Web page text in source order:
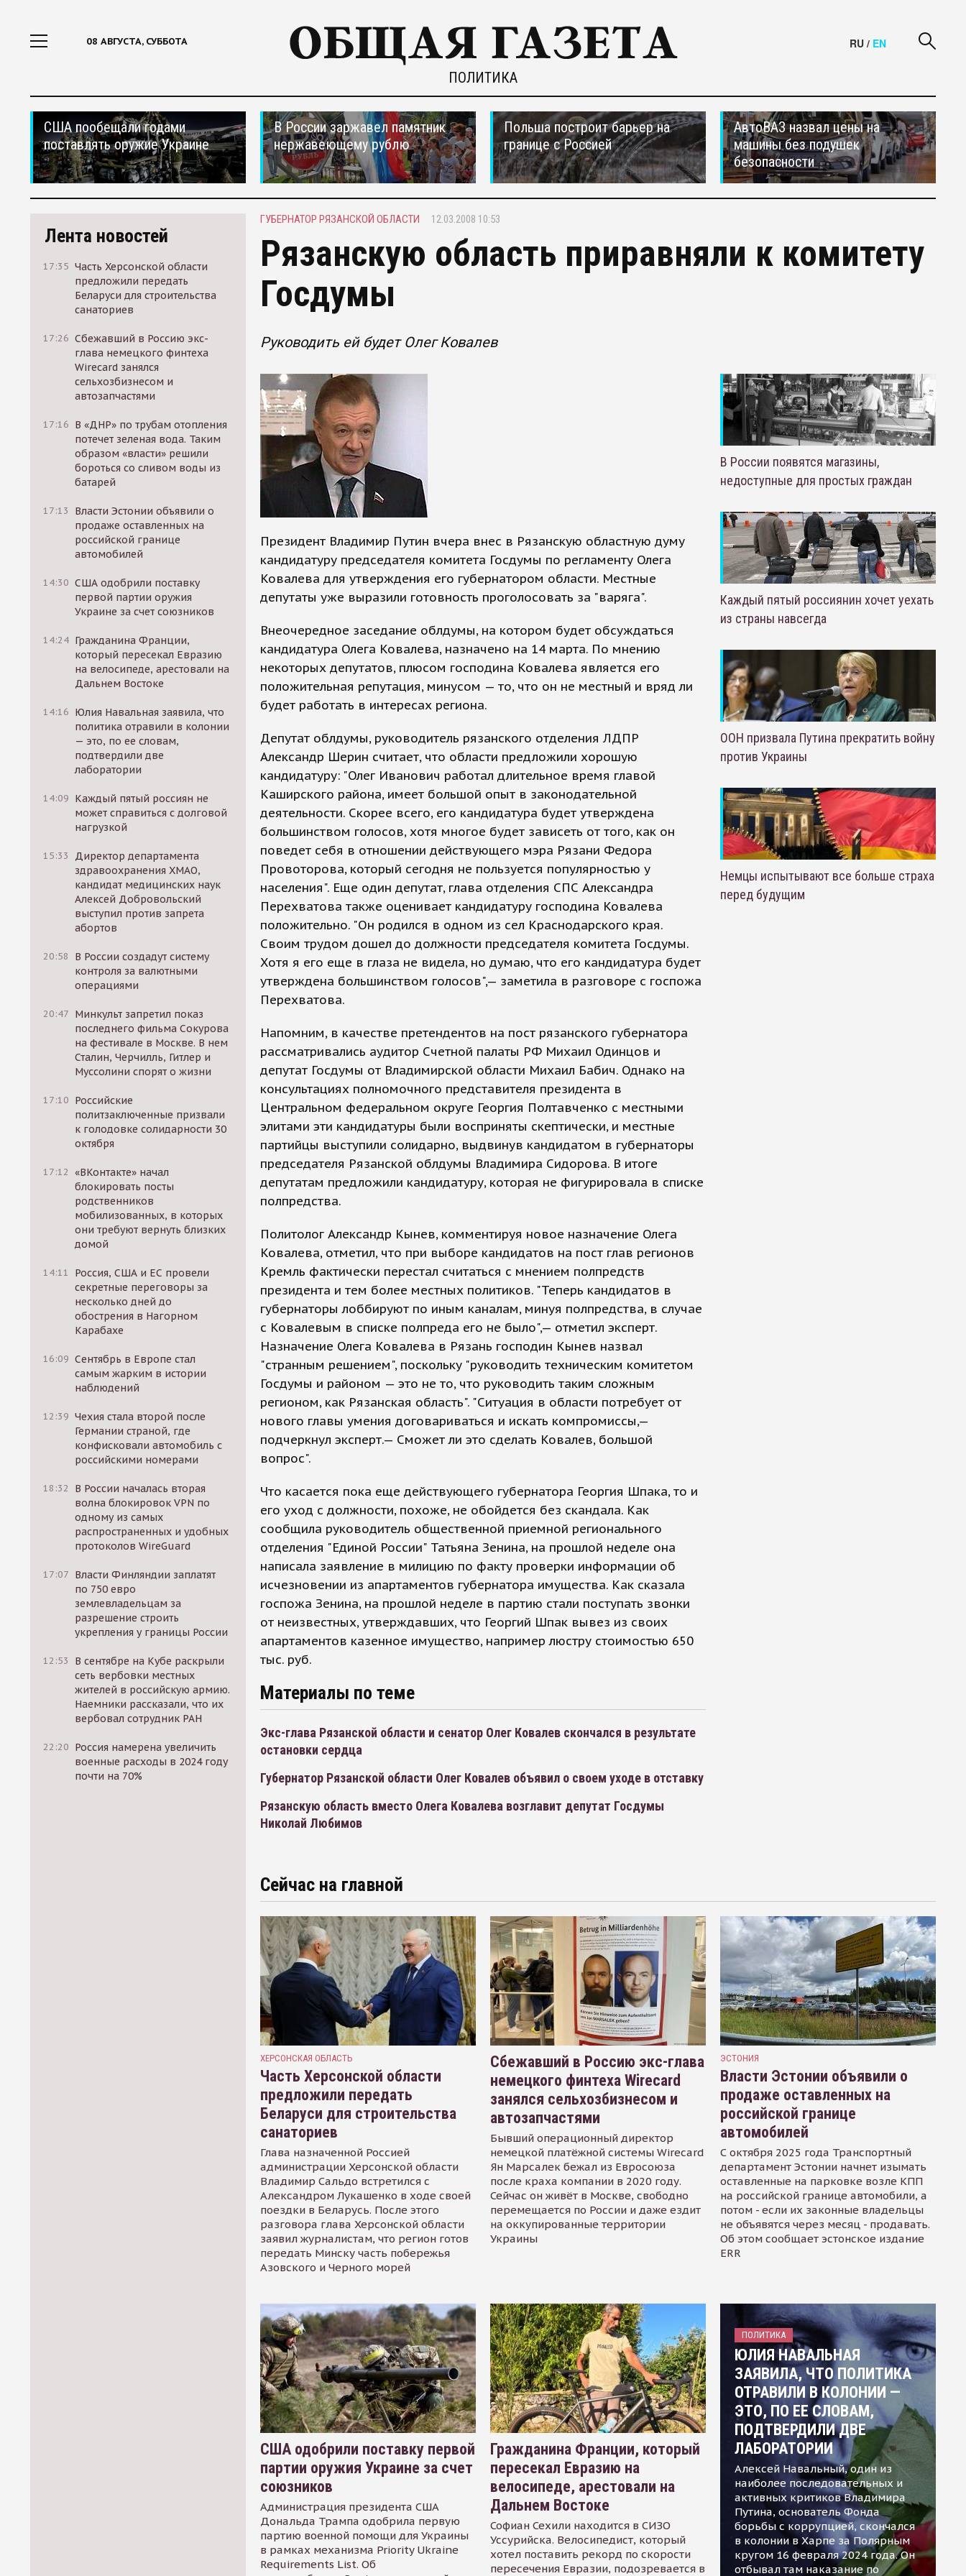
08 АВГУСТА, СУББОТА
ПОЛИТИКА
RU / EN
США пообещали годами
поставлять оружие Украине
В России заржавел памятник
нержавеющему рублю
Польша построит барьер на
границе с Россией
АвтоВАЗ назвал цены на
машины без подушек
безопасности
Лента новостей
17:35 Часть Херсонской области
предложили передать
Беларуси для строительства
санаториев
17:26 Сбежавший в Россию экс-
глава немецкого финтеха
Wirecard занялся
сельхозбизнесом и
автозапчастями
17:16 В «ДНР» по трубам отопления
потечет зеленая вода. Таким
образом «власти» решили
бороться со сливом воды из
батарей
17:13
Власти Эстонии объявили о
продаже оставленных на
российской границе
автомобилей
14:30 США одобрили поставку
первой партии оружия
Украине за счет союзников
14:24 Гражданина Франции,
который пересекал Евразию
на велосипеде, арестовали на
Дальнем Востоке
14:16 Юлия Навальная заявила, что
политика отравили в колонии
— это, по ее словам,
подтвердили две
лаборатории
14:09 Каждый пятый россиян не
может справиться с долговой
нагрузкой
15:33
Директор департамента
здравоохранения ХМАО,
кандидат медицинских наук
Алексей Добровольский
выступил против запрета
абортов
20:58
В России создадут систему
контроля за валютными
операциями
20:47 Минкульт запретил показ
последнего фильма Сокурова
на фестивале в Москве. В нем
Сталин, Черчилль, Гитлер и
Муссолини спорят о жизни
17:10 Российские
политзаключенные призвали
к голодовке солидарности 30
октября
17:12 «ВКонтакте» начал
блокировать посты
родственников
мобилизованных, в которых
они требуют вернуть близких
домой
14:11
Россия, США и ЕС провели
секретные переговоры за
несколько дней до
обострения в Нагорном
Карабахе
16:09 Сентябрь в Европе стал
самым жарким в истории
наблюдений
12:39 Чехия стала второй после
Германии страной, где
конфисковали автомобиль с
российскими номерами
18:32
В России началась вторая
волна блокировок VPN по
одному из самых
распространенных и удобных
протоколов WireGuard
17:07 Власти Финляндии заплатят
по 750 евро
землевладельцам за
разрешение строить
укрепления у границы России
12:53
В сентябре на Кубе раскрыли
сеть вербовки местных
жителей в российскую армию.
Наемники рассказали, что их
вербовал сотрудник РАН
22:20 Россия намерена увеличить
военные расходы в 2024 году
почти на 70%
ГУБЕРНАТОР РЯЗАНСКОЙ ОБЛАСТИ 12.03.2008 10:53
Рязанскую область приравняли к комитету
Госдумы
Руководить ей будет Олег Ковалев
Президент Владимир Путин вчера внес в Рязанскую областную думу
кандидатуру председателя комитета Госдумы по регламенту Олега
Ковалева для утверждения его губернатором области. Местные
депутаты уже выразили готовность проголосовать за "варяга".
Внеочередное заседание облдумы, на котором будет обсуждаться
кандидатура Олега Ковалева, назначено на 14 марта. По мнению
некоторых депутатов, плюсом господина Ковалева является его
положительная репутация, минусом — то, что он не местный и вряд ли
будет работать в интересах региона.
Депутат облдумы, руководитель рязанского отделения ЛДПР
Александр Шерин считает, что области предложили хорошую
кандидатуру: "Олег Иванович работал длительное время главой
Каширского района, имеет большой опыт в законодательной
деятельности. Скорее всего, его кандидатура будет утверждена
большинством голосов, хотя многое будет зависеть от того, как он
поведет себя в отношении действующего мэра Рязани Федора
Провоторова, который сегодня не пользуется популярностью у
населения". Еще один депутат, глава отделения СПС Александра
Перехватова также оценивает кандидатуру господина Ковалева
положительно. "Он родился в одном из сел Краснодарского края.
Своим трудом дошел до должности председателя комитета Госдумы.
Хотя я его еще в глаза не видела, но думаю, что его кандидатура будет
утверждена большинством голосов",— заметила в разговоре с госпожа
Перехватова.
Напомним, в качестве претендентов на пост рязанского губернатора
рассматривались аудитор Счетной палаты РФ Михаил Одинцов и
депутат Госдумы от Владимирской области Михаил Бабич. Однако на
консультациях полномочного представителя президента в
Центральном федеральном округе Георгия Полтавченко с местными
элитами эти кандидатуры были восприняты скептически, и местные
партийцы выступили солидарно, выдвинув кандидатом в губернаторы
председателя Рязанской облдумы Владимира Сидорова. В итоге
депутатам предложили кандидатуру, которая не фигурировала в списке
полпредства.
Политолог Александр Кынев, комментируя новое назначение Олега
Ковалева, отметил, что при выборе кандидатов на пост глав регионов
Кремль фактически перестал считаться с мнением полпредств
президента и тем более местных политиков. "Теперь кандидатов в
губернаторы лоббируют по иным каналам, минуя полпредства, в случае
с Ковалевым в списке полпреда его не было",— отметил эксперт.
Назначение Олега Ковалева в Рязань господин Кынев назвал
"странным решением", поскольку "руководить техническим комитетом
Госдумы и районом — это не то, что руководить таким сложным
регионом, как Рязанская область". "Ситуация в области потребует от
нового главы умения договариваться и искать компромиссы,—
подчеркнул эксперт.— Сможет ли это сделать Ковалев, большой
вопрос".
Что касается пока еще действующего губернатора Георгия Шпака, то и
его уход с должности, похоже, не обойдется без скандала. Как
сообщила руководитель общественной приемной регионального
отделения "Единой России" Татьяна Зенина, на прошлой неделе она
написала заявление в милицию по факту проверки информации об
исчезновении из апартаментов губернатора имущества. Как сказала
госпожа Зенина, на прошлой неделе в партию стали поступать звонки
от неизвестных, утверждавших, что Георгий Шпак вывез из своих
апартаментов казенное имущество, например люстру стоимостью 650
тыс. руб.
Материалы по теме
Экс-глава Рязанской области и сенатор Олег Ковалев скончался в результате
остановки сердца
Губернатор Рязанской области Олег Ковалев объявил о своем уходе в отставку
Рязанскую область вместо Олега Ковалева возглавит депутат Госдумы
Николай Любимов
В России появятся магазины,
недоступные для простых граждан
Каждый пятый россиянин хочет уехать
из страны навсегда
ООН призвала Путина прекратить войну
против Украины
Немцы испытывают все больше страха
перед будущим
Сейчас на главной
ХЕРСОНСКАЯ ОБЛАСТЬ
Часть Херсонской области
предложили передать
Беларуси для строительства
санаториев
Глава назначенной Россией
администрации Херсонской области
Владимир Сальдо встретился с
Александром Лукашенко в ходе своей
поездки в Беларусь. После этого
разговора глава Херсонской области
заявил журналистам, что регион готов
передать Минску часть побережья
Азовского и Черного морей
Сбежавший в Россию экс-глава
немецкого финтеха Wirecard
занялся сельхозбизнесом и
автозапчастями
Бывший операционный директор
немецкой платёжной системы Wirecard
Ян Марсалек бежал из Евросоюза
после краха компании в 2020 году.
Сейчас он живёт в Москве, свободно
перемещается по России и даже ездит
на оккупированные территории
Украины
ЭСТОНИЯ
Власти Эстонии объявили о
продаже оставленных на
российской границе
автомобилей
С октября 2025 года Транспортный
департамент Эстонии начнет изымать
оставленные на парковке возле КПП
на российской границе автомобили, а
потом - если их законные владельцы
не объявятся через месяц - продавать.
Об этом сообщает эстонское издание
ERR
США одобрили поставку первой
партии оружия Украине за счет
союзников
Администрация президента США
Дональда Трампа одобрила первую
партию военной помощи для Украины
в рамках механизма Priority Ukraine
Requirements List. Об
Гражданина Франции, который
пересекал Евразию на
велосипеде, арестовали на
Дальнем Востоке
Софиан Сехили находится в СИЗО
Уссурийска. Велосипедист, который
хотел поставить рекорд по скорости
пересечения Евразии, подозревается в
ПОЛИТИКА
ЮЛИЯ НАВАЛЬНАЯ
ЗАЯВИЛА, ЧТО ПОЛИТИКА
ОТРАВИЛИ В КОЛОНИИ —
ЭТО, ПО ЕЕ СЛОВАМ,
ПОДТВЕРДИЛИ ДВЕ
ЛАБОРАТОРИИ
Алексей Навальный, один из
наиболее последовательных и
активных критиков Владимира
Путина, основатель Фонда
борьбы с коррупцией, скончался
в колонии в Харпе за Полярным
кругом 16 февраля 2024 года. Он
отбывал там наказание по